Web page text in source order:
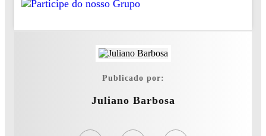
Publicado por:
Juliano Barbosa